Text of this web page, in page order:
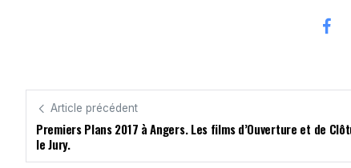
Article précédent
Premiers Plans 2017 à Angers. Les films d’Ouverture et de
le Jury.